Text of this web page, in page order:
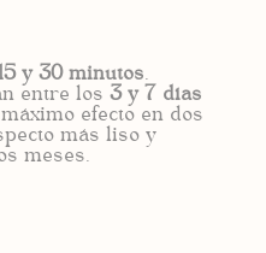
y 30 minutos.
entre los3 y 7 días
efecto en dos
más liso y
meses.